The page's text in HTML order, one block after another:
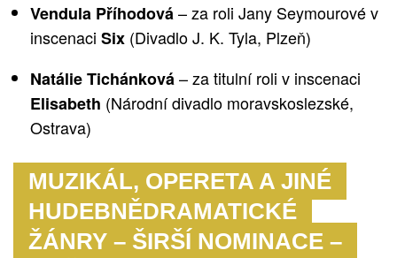
Vendula Příhodová– za roli Jany Seymourové v
inscenaci Six (Divadlo J. K. Tyla, Plzeň)
Natálie Tichánková– za titulní roli v inscenaci
Elisabeth (Národní divadlo moravskoslezské,
Ostrava)
MUZIKÁL, OPERETA A JINÉ
HUDEBNĚDRAMATICKÉ
ŽÁNRY – ŠIRŠÍ NOMINACE –